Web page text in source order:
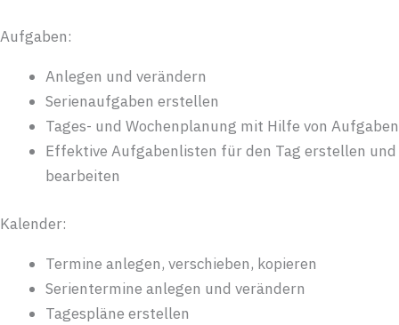
Aufgaben:
Anlegen und verändern
Serienaufgaben erstellen
Tages- und Wochenplanung mit Hilfe von Aufgaben
Effektive Aufgabenlisten für den Tag erstellen und
bearbeiten
Kalender:
Termine anlegen, verschieben, kopieren
Serientermine anlegen und verändern
Tagespläne erstellen